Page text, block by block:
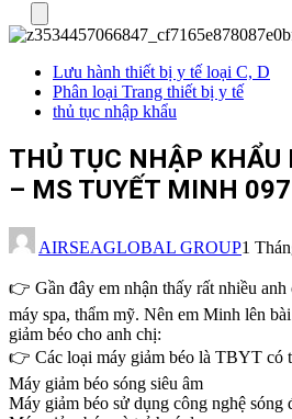
Lưu hành thiết bị y tế loại C, D
Phân loại Trang thiết bị y tế
thủ tục nhập khẩu
THỦ TỤC NHẬP KHẨU
– MS TUYẾT MINH
AIRSEAGLOBAL GROUP1
👉 Gần đây em nhận thấy rất nhiều
máy spa, thẩm mỹ. Nên em Minh lên
giảm béo cho anh chị:
👉 Các loại máy giảm béo là TBYT có
Máy giảm béo sóng siêu âm
Máy giảm béo sử dụng công nghệ sóng